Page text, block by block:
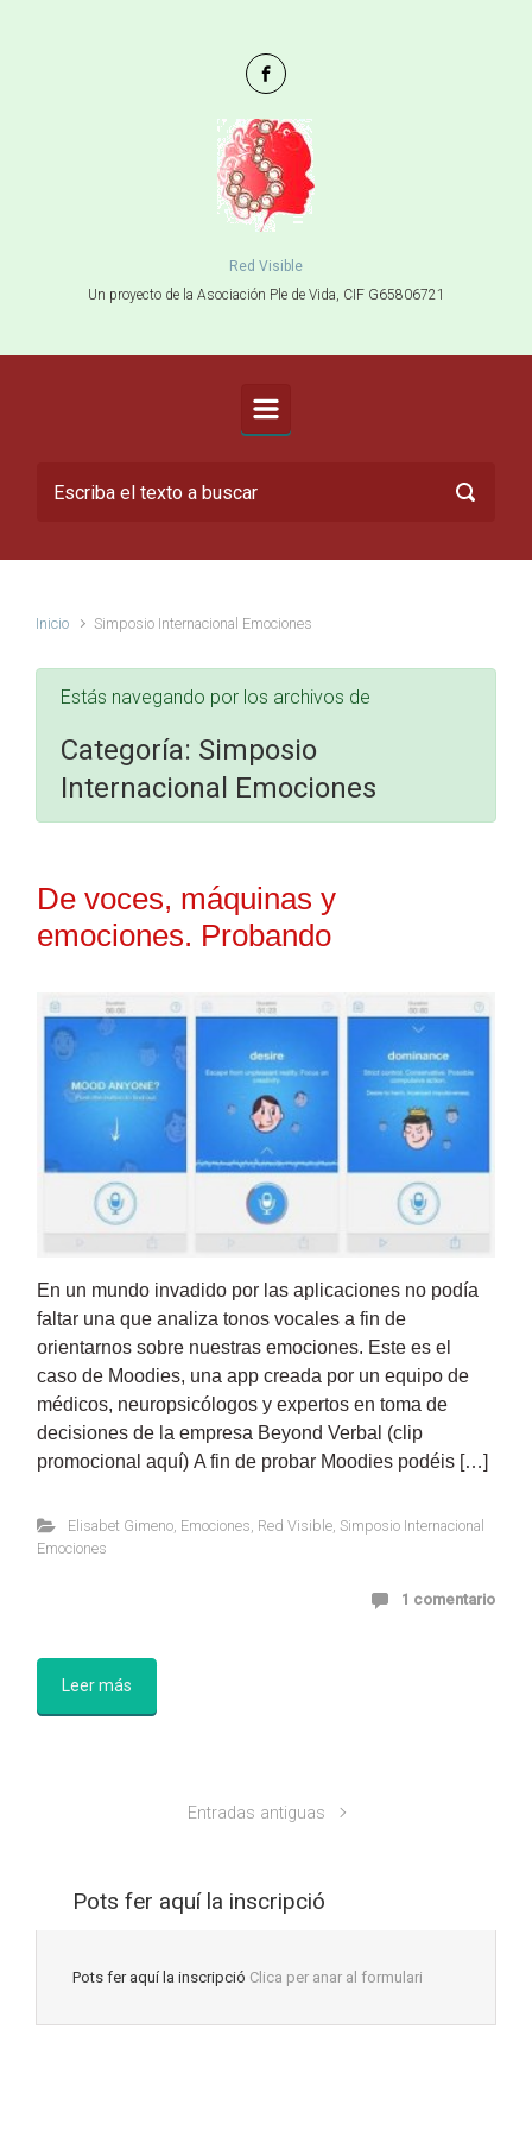
Red Visible
Un proyecto de la Asociación Ple de Vida, CIF G65806721
Inicio Simposio Internacional Emociones
Estás navegando por los archivos de
Categoría: Simposio
Internacional Emociones
De voces, máquinas y
emociones. Probando
En un mundo invadido por las aplicaciones no podía
faltar una que analiza tonos vocales a fin de
orientarnos sobre nuestras emociones. Este es el
caso de Moodies, una app creada por un equipo de
médicos, neuropsicólogos y expertos en toma de
decisiones de la empresa Beyond Verbal (clip
promocional aquí) A fin de probar Moodies podéis […]
Elisabet Gimeno, Emociones Red Visible, Simposio Internacional
Emociones
1 comentario
Leer más
Entradas antiguas
Pots fer aquí la inscripció
Pots fer aquí la inscripció Clica per anar al formulari